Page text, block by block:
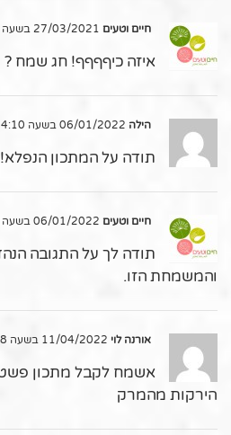
חיים וטעים
איזה כיףףףף! חג שמח ?
הילה
תודה על המתכון הנפלא!
חיים וטעים
תודה לך על התגובה
והמשמחת הזו.
אורנה לוי
אשמח לקבל מתכון
הירקות מהמרק